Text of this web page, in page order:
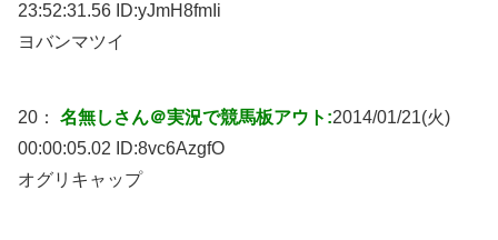
23:52:31.56 ID:yJmH8fmIi
ヨバンマツイ
20： 名無しさん＠実況で競馬板アウト:2014/01/21(火)
00:00:05.02 ID:8vc6AzgfO
オグリキャップ